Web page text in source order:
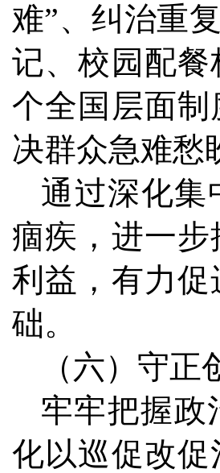
难”、纠治重
记、校园配
个全国层面
决群众急难愁
通过深化集
痼疾，进一
利益，有力
础。
（六）守
牢牢把握政
化以巡促改